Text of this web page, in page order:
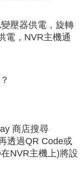
壓器供電，旋轉
電，NVR主機通
商店搜尋
透過QR Code或
NVR主機上)將設